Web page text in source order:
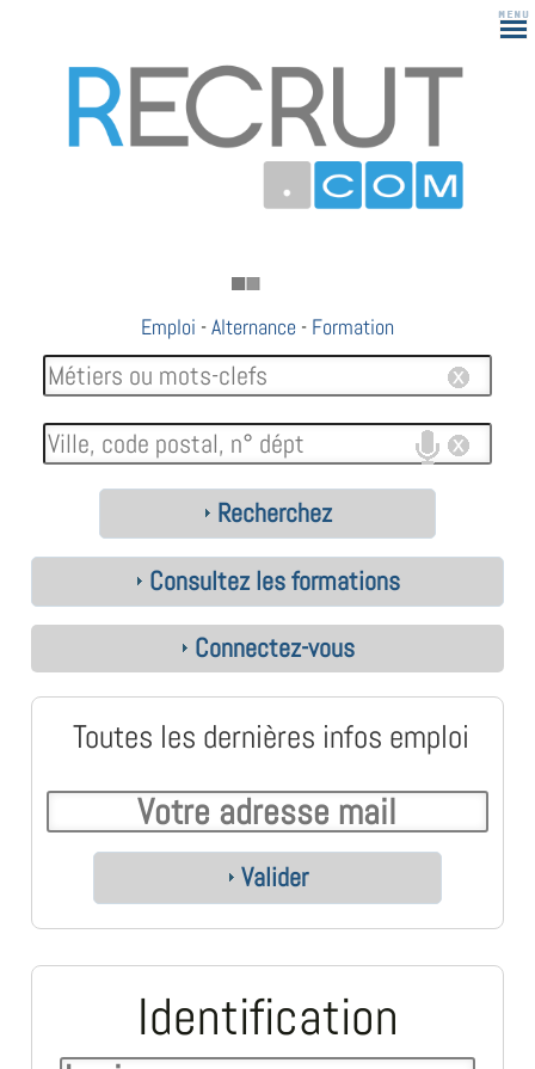
Emploi -Alternance - Formation
Recherchez
Consultez les formations
Connectez-vous
Toutes les dernières infos emploi
Valider
Identification